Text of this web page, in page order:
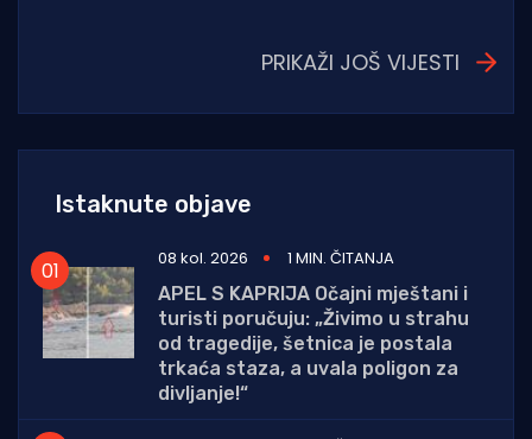
PRIKAŽI JOŠ VIJESTI
Istaknute objave
08 kol. 2026
1 MIN. ČITANJA
APEL S KAPRIJA Očajni mještani i
turisti poručuju: „Živimo u strahu
od tragedije, šetnica je postala
trkaća staza, a uvala poligon za
divljanje!“